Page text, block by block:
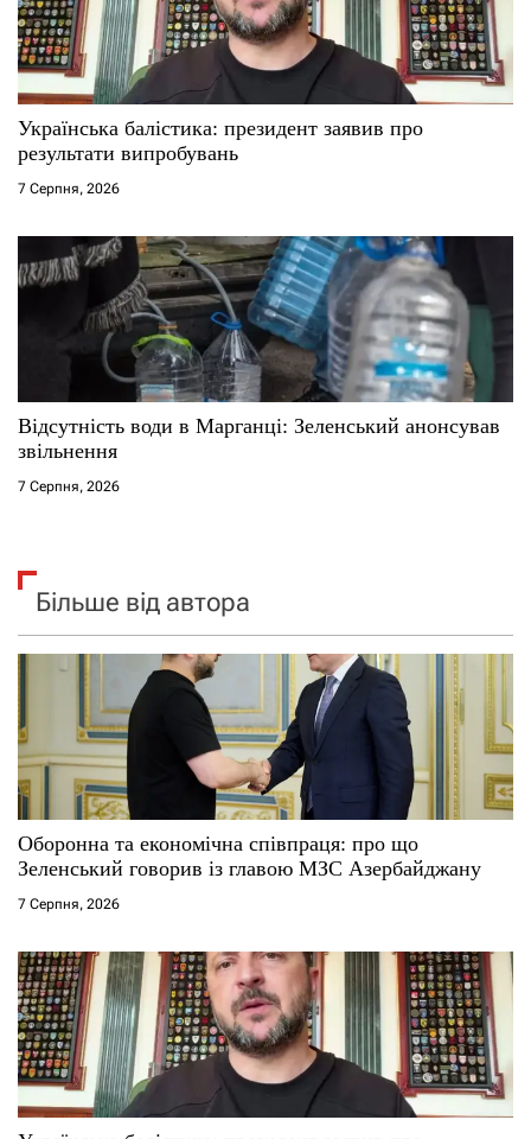
Українська балістика: президент заявив про
результати випробувань
7 Серпня, 2026
Відсутність води в Марганці: Зеленський анонсував
звільнення
7 Серпня, 2026
Більше від автора
Оборонна та економічна співпраця: про що
Зеленський говорив із главою МЗС Азербайджану
7 Серпня, 2026